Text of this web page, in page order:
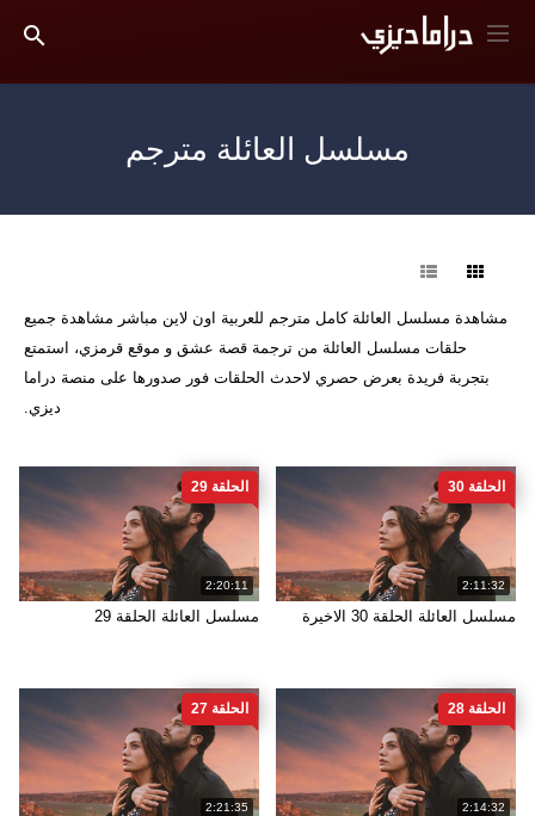
مسلسل العائلة مترجم
مشاهدة مسلسل العائلة كامل مترجم للعربية اون لاين مباشر مشاهدة جميع
حلقات مسلسل العائلة من ترجمة قصة عشق و موقع قرمزي، استمتع
بتجربة فريدة بعرض حصري لاحدث الحلقات فور صدورها على منصة دراما
ديزي.
2:11:32
الحلقة 30
مسلسل العائلة الحلقة 30 الاخيرة
2:20:11
الحلقة 29
مسلسل العائلة الحلقة 29
2:14:32
الحلقة 28
2:21:35
الحلقة 27